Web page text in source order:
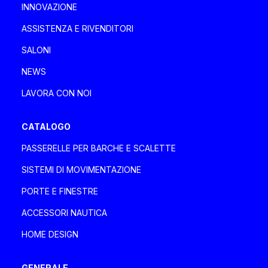
davaboatservice@gmail.com
DEA MARINE SRLS
Via degli Ulivi 2, 55049 Viareggio Viareggio
deamarinesrls@gmail.com
DENPAR MAKINA SAN. VE TIC A.Ş.
Özbek Sokak No.1 Kavacık, Beykoz Istanbul
Istanbul
INNOVAZIONE
ASSISTENZA E RIVENDITORI
SALONI
NEWS
LAVORA CON NOI
CATALOGO
PASSERELLE PER BARCHE E SCALETTE
SISTEMI DI MOVIMENTAZIONE
PORTE E FINESTRE
ACCESSORI NAUTICA
HOME DESIGN